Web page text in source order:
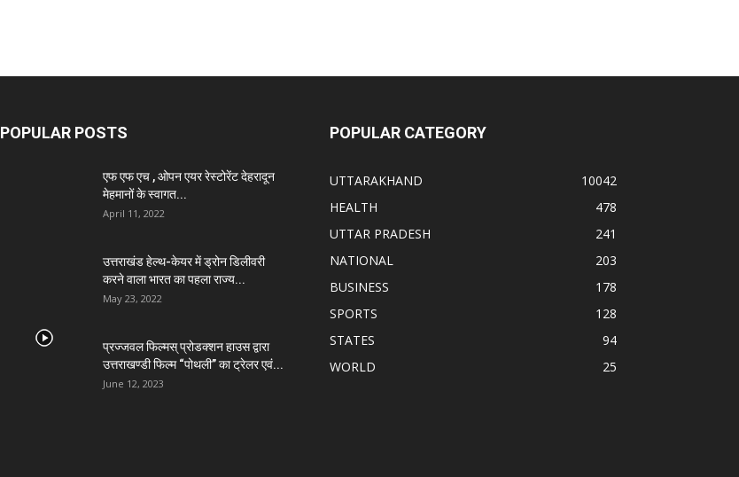
POPULAR POSTS
एफ एफ एच , ओपन एयर रेस्टोरेंट देहरादून
मेहमानों के स्वागत...
April 11, 2022
उत्तराखंड हेल्थ-केयर में ड्रोन डिलीवरी
करने वाला भारत का पहला राज्य...
May 23, 2022
प्रज्जवल फिल्मस् प्रोडक्शन हाउस द्वारा
उत्तराखण्डी फिल्म “पोथली” का ट्रेलर एवं...
June 12, 2023
POPULAR CATEGORY
UTTARAKHAND
10042
HEALTH
478
UTTAR PRADESH
241
NATIONAL
203
BUSINESS
178
SPORTS
128
STATES
94
WORLD
25